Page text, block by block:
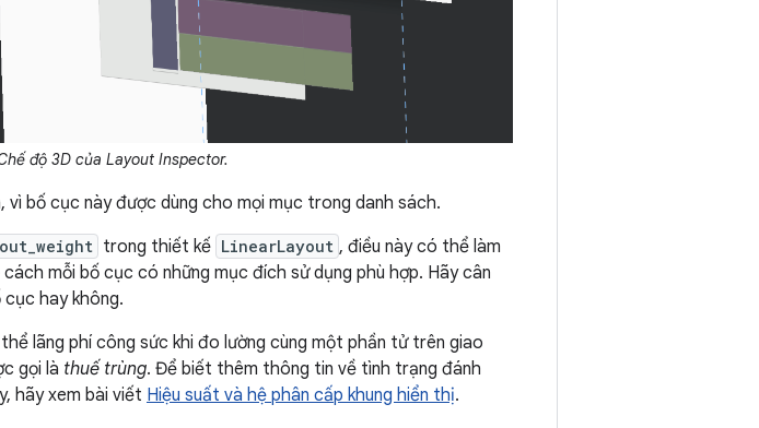
độ 3D của Layout Inspector.
vì bố cục này được dùng cho mọi mục trong danh sách.
trong thiết kế LinearLayout , điều này có thể làm
mỗi bố cục có những mục đích sử dụng phù hợp. Hãy cân
hay không.
lãng phí công sức khi đo lường cùng một phần tử trên giao
gọi là thuế trùng. Để biết thêm thông tin về tình trạng đánh
hãy xem bài viết Hiệu suất và hệ phân cấp khung hiển thị.